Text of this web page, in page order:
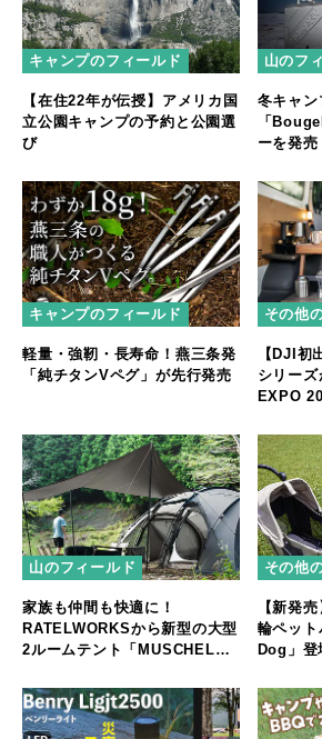
キャンプのフィールド
【在住22年が伝授】アメリカ国
立公園キャンプの予約と公園選
び
山のフ
冬キャン
「
ーを発売
キャンプのフィールド
軽量・強靭・長寿命！燕三条発
「純チタンVペグ」が先行発売
その他
【DJI初
シリー
EXPO
山のフィールド
家族も仲間も快適に！
RATELWORKSから新型の大型
2ルームテント「MUSCHEL」
その他
【新発
輪ペッ
Dog」登